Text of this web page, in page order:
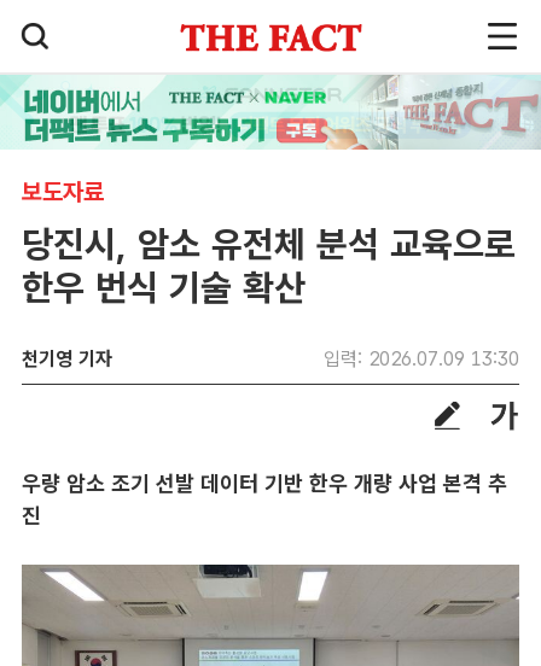
보도자료
당진시, 암소 유전체 분석 교육으로
한우 번식 기술 확산
천기영 기자 입력: 2026.07.09 13:30
우량 암소 조기 선발 데이터 기반 한우 개량 사업 본격 추
진